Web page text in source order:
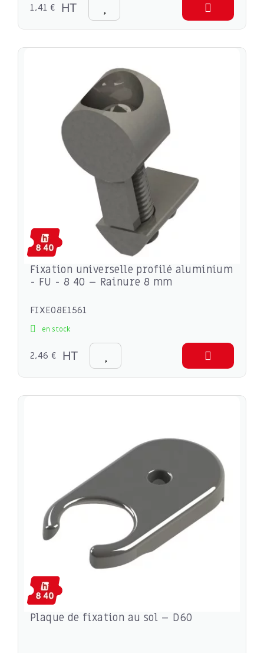
1,41 € HT
Fixation universelle profilé aluminium
- FU - 8 40 – Rainure 8 mm
FIXE08E1561
en stock
2,46 € HT
Plaque de fixation au sol – D60